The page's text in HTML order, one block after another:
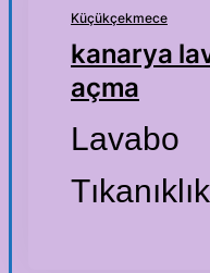
Küçükçekmece
kanarya
açma
Lavabo